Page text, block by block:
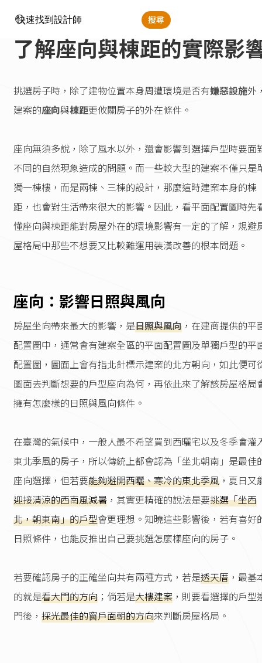
搜尋
了解座向與棟距的實際影
挑選房子時，除了建物位置本身周遭環境是否有嫌惡設施外
建案的座向與棟距更攸關房子的外在條件。
座向無須多說，除了風水以外，還會影響到選擇戶型時要面
不同的自然現象造成的問題。而一些較大型的建案不僅只是
獨一棟樓，而是兩棟、三棟的設計，那麼這時建案本身的棟
距，也會對生活帶來很大的影響。因此，看平面配置圖時先
懂座向與棟距能對房屋外在的環境影響有一定的了解，規避
屋格局中那些不想要又比較難運用裝潢改善的根本問題。
座向：影響日照與風向
房屋坐向帶來最大的影響，是日照與風向 ，在建商提供的平
配置圖中，通常會有建案全區的平面配置圖及單獨戶型的平
配置圖，圖面上會有指北針標示建案的北方朝向，如此便可
圖面去判斷想要的戶型座向為何，再依此來了解該房屋格局
擁有怎麼樣的日照與風向條件。
在臺灣的氣候中，一般人最不希望買到西曬宅以及冬季會灌
東北季風的房子，所以傳統上都會認為「坐北朝南」是最佳
座向選擇，但若要能夠避開西曬、寒冷的東北季風 ，夏日又
迎接清涼的西南風減暑 ，其實更精確的說法是要挑選「坐西
北，朝東南」的戶型會更理想。知曉這些影響後，若有喜好
日照條件，也能反推出自己要挑選怎麼樣座向的房子。
若要確認房子的正確坐向共有兩種方式，若是透天厝 ，最基
的就是看大門的方向 ；倘若是大樓建案 ，則要看選擇的戶型
門後， 採光最佳的窗戶面朝的方向來判斷房屋格局。